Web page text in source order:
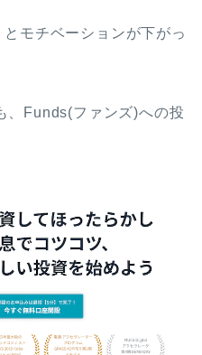
モチベーションが下がっ
、Funds(ファンズ)への投